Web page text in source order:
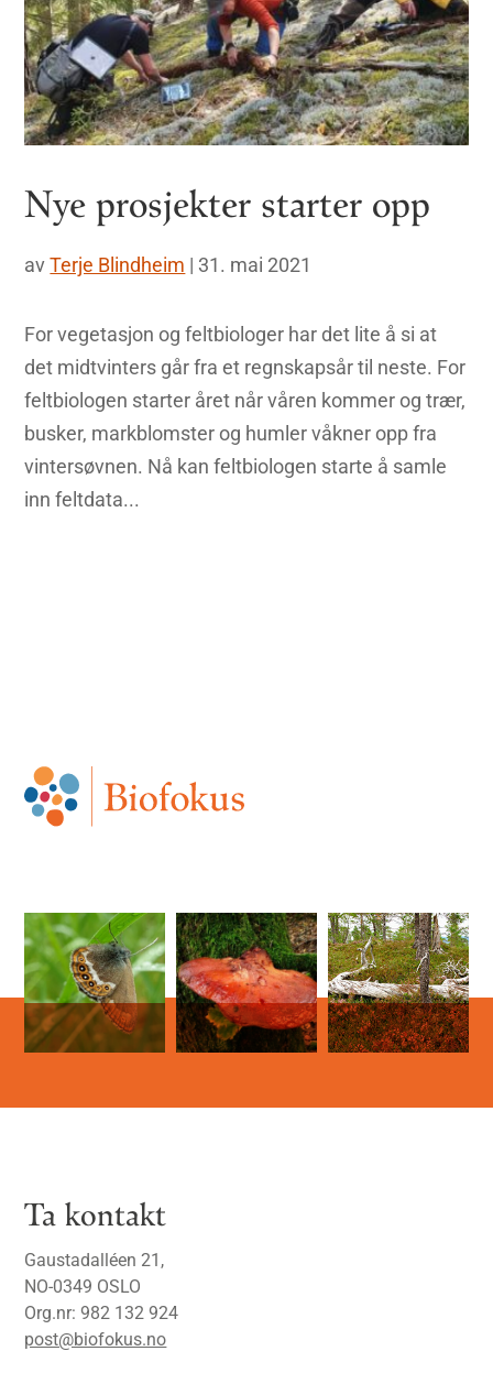
Nye prosjekter starter opp
avTerje Blindheim | 31. mai 2021
For vegetasjon og feltbiologer har det lite å si at
det midtvinters går fra et regnskapsår til neste. For
feltbiologen starter året når våren kommer og trær,
busker, markblomster og humler våkner opp fra
vintersøvnen. Nå kan feltbiologen starte å samle
inn feltdata...
Ta kontakt
Gaustadalléen 21,
NO-0349 OSLO
Org.nr: 982 132 924
post@biofokus.no